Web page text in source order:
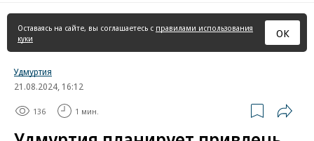
страница
Оставаясь на сайте, вы соглашаетесь с правилами использования
куки
ОК
Удмуртия
21.08.2024, 16:12
136 1 мин.